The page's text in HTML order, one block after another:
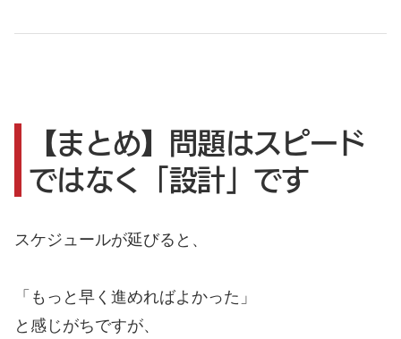
【まとめ】問題はスピード
ではなく「設計」です
スケジュールが延びると、
「もっと早く進めればよかった」
と感じがちですが、